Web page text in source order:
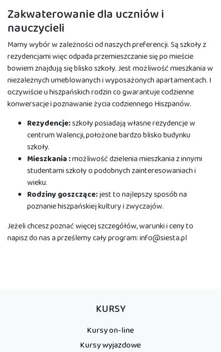
Zakwaterowanie dla uczniów i
nauczycieli
Mamy wybór w zależności od naszych preferencji. Są szkoły z
rezydencjami więc odpada przemieszczanie się po mieście
bowiem znajdują się blisko szkoły. Jest możliwość mieszkania w
niezależnych umeblowanych i wyposażonych apartamentach. I
oczywiście u hiszpańskich rodzin co gwarantuje codzienne
konwersacje i poznawanie życia codziennego Hiszpanów.
Rezydencje:szkoły posiadają własne rezydencje w
centrum Walencji, położone bardzo blisko budynku
szkoły.
Mieszkania :możliwość dzielenia mieszkania z innymi
studentami szkoły o podobnych zainteresowaniach i
wieku.
Rodziny goszczące:jest to najlepszy sposób na
poznanie hiszpańskiej kultury i zwyczajów.
Jeżeli chcesz poznać więcej szczegółów, warunki i ceny to
napisz do nas a prześlemy cały program: info@siesta.pl
KURSY
Kursy on-line
Kursy wyjazdowe